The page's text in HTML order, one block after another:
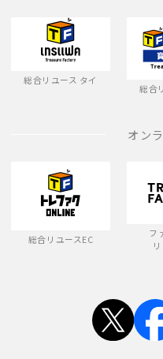
総合リユース タイ
総合
オン
総合リユースEC
フ